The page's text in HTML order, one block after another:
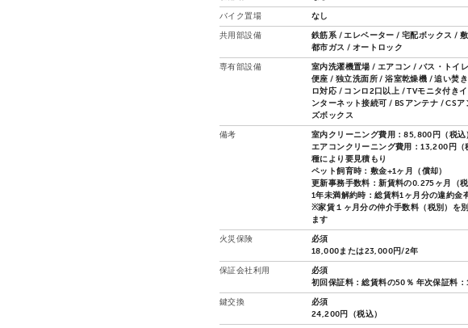
バイク置場 なし
共用部設備
鉄筋系 / エレベーター / 宅配ボックス /
都市ガス / オートロック
専有部設備
室内洗濯機置場 / エアコン / バス・トイ
便座 / 独立洗面所 / 浴室乾燥機 / 追い焚
ロ対応 / コンロ2口以上 / TVモニタ付き
ンターネット接続可 / BSアンテナ / CS
ズボックス
備考
室内クリーニング費用：85,800円（税込
エアコンクリーニング費用：13,200円
種により要見積もり
ペット飼育時：敷金+1ヶ月（償却）
更新事務手数料：新賃料の0.275ヶ月（税
1年未満解約時：総賃料1ヶ月分の違約金
※家賃１ヶ月分の仲介手数料（税別）を
ます
火災保険
必須
18,000または23,000円/2年
保証会社利用
必須
初回保証料：総賃料の50％ 年次保証料：
鍵交換
必須
24,200円（税込）